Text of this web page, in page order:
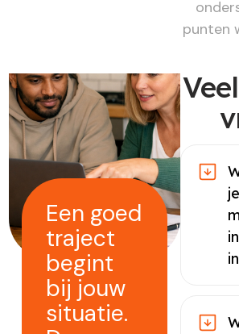
punten
Een goed
traject
begint
bij jouw
situatie.